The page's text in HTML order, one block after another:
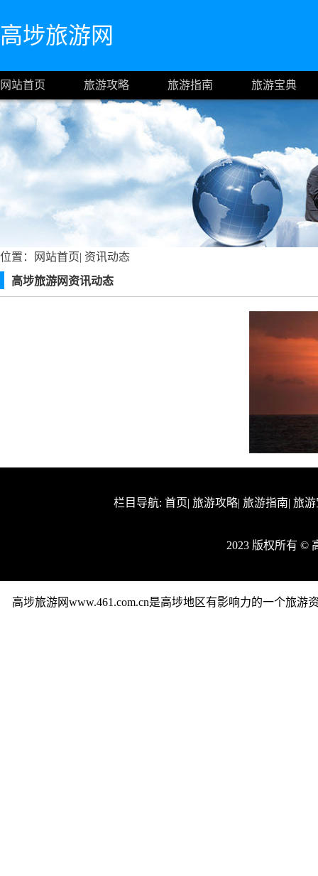
高埗旅游网
网站首页 旅游攻略 旅游指南 旅游宝典
位置： 网站首页| 资讯动态
高埗旅游网资讯动态
栏目导航: 首页| 旅游攻略| 旅游指南| 旅
2023 版权所有 ©
高埗旅游网www.461.com.cn是高埗地区有影响力的一个旅